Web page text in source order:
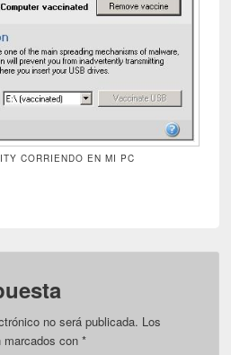
CORRIENDO EN MI PC
no será publicada. Los
marcados con*